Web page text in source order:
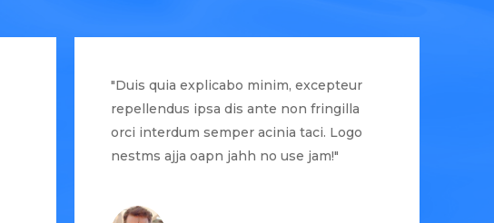
"Duis quia explicabo minim, excepteur
repellendus ipsa dis ante non fringilla
orci interdum semper acinia taci. Logo
nestms ajja oapn jahh no use jam!"